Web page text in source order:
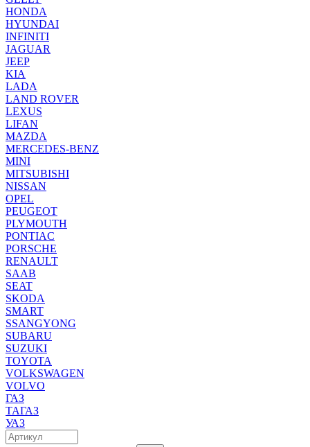
HONDA
HYUNDAI
INFINITI
JAGUAR
JEEP
KIA
LADA
LAND ROVER
LEXUS
LIFAN
MAZDA
MERCEDES-BENZ
MINI
MITSUBISHI
NISSAN
OPEL
PEUGEOT
PLYMOUTH
PONTIAC
PORSCHE
RENAULT
SAAB
SEAT
SKODA
SMART
SSANGYONG
SUBARU
SUZUKI
TOYOTA
VOLKSWAGEN
VOLVO
ГАЗ
ТАГАЗ
УАЗ